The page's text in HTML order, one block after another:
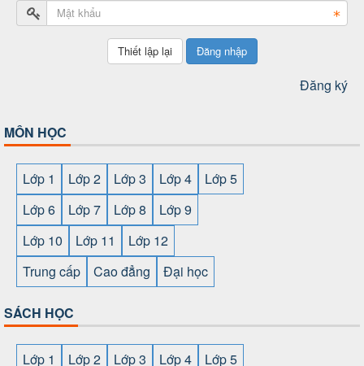
Đăng nhập
Đăng ký
MÔN HỌC
Lớp 1 Lớp 2 Lớp 3 Lớp 4
Lớp 5
Lớp 6
Lớp 7 Lớp 8
Lớp 9
Lớp 10
Lớp 11
Lớp 12
Trung cấp
Cao đẳng Đại học
SÁCH HỌC
Lớp 1 Lớp 2 Lớp 3 Lớp 4
Lớp 5